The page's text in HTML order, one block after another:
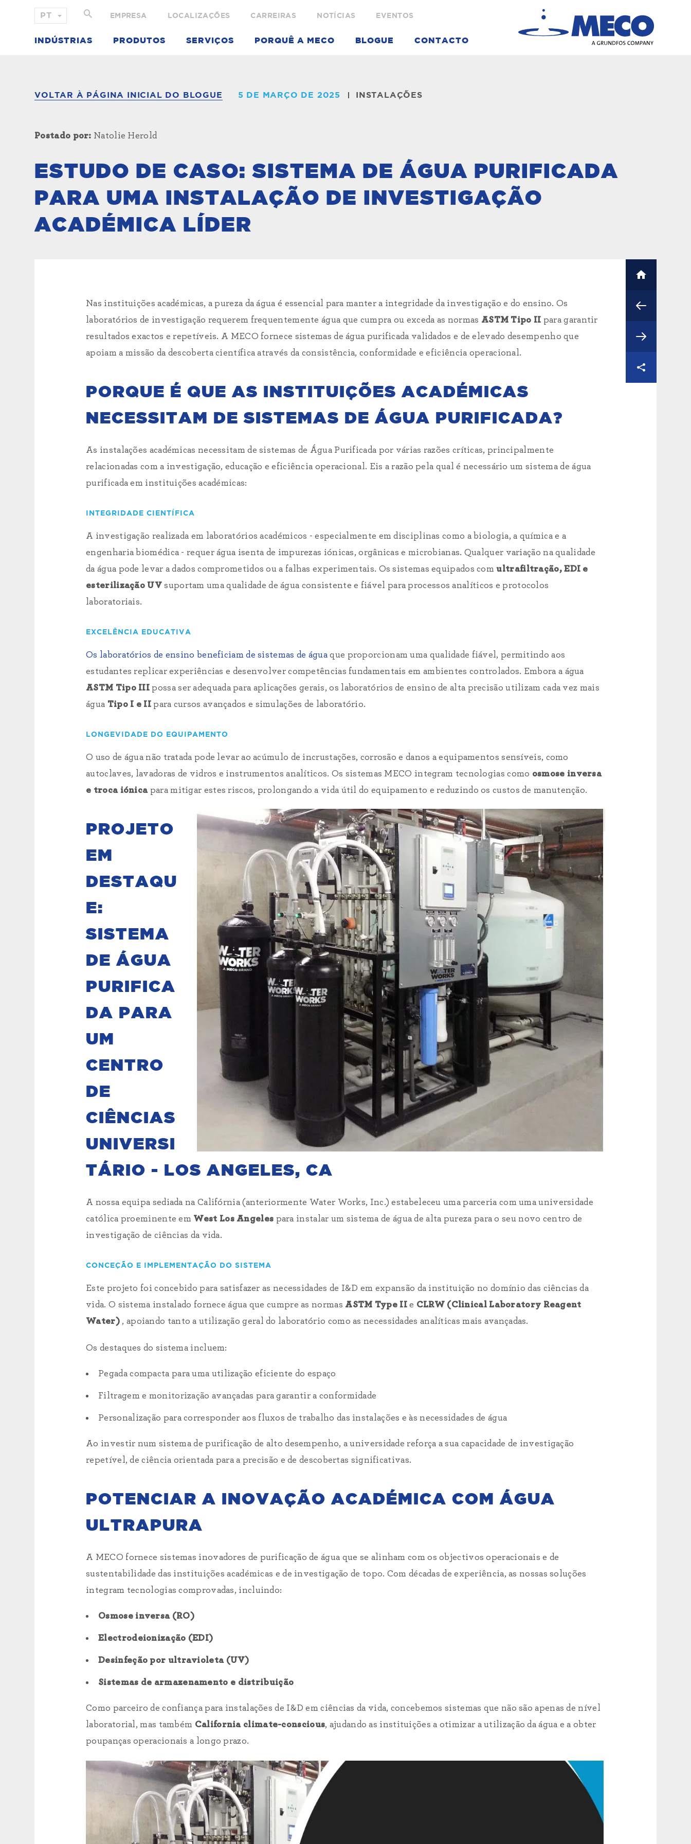
EMPRESA LOCALIZAÇÕES CARREIRAS NOTÍCIAS EVENTOS
INDÚSTRIAS PRODUTOS SERVIÇOS PORQUÊ A MECO BLOGUE CONTACTO
VOLTAR À PÁGINA INICIAL DO BLOGUE 5 DE MARÇO DE 2025 INSTALAÇÕES
Postado por: Natolie Herold
ESTUDO DE CASO: SISTEMA DE ÁGUA PURIFICADA
PARA UMA INSTALAÇÃO DE INVESTIGAÇÃO
ACADÉMICA LÍDER
Nas instituições académicas, a pureza da água é essencial para manter a integridade da investigação e do ensino. Os
laboratórios de investigação requerem frequentemente água que cumpra ou exceda as normas ASTM Tipo II para garantir
resultados exactos e repetíveis. A MECO fornece sistemas de água purificada validados e de elevado desempenho que
apoiam a missão da descoberta científica através da consistência, conformidade e eficiência operacional.
PORQUE É QUE AS INSTITUIÇÕES ACADÉMICAS
NECESSITAM DE SISTEMAS DE ÁGUA PURIFICADA?
As instalações académicas necessitam de sistemas de Água Purificada por várias razões críticas, principalmente
relacionadas com a investigação, educação e eficiência operacional. Eis a razão pela qual é necessário um sistema de água
purificada em instituições académicas:
INTEGRIDADE CIENTÍFICA
A investigação realizada em laboratórios académicos - especialmente em disciplinas como a biologia, a química e a
engenharia biomédica - requer água isenta de impurezas iónicas, orgânicas e microbianas. Qualquer variação na qualidade
da água pode levar a dados comprometidos ou a falhas experimentais. Os sistemas equipados com ultrafiltração, EDI e
esterilização UV suportam uma qualidade de água consistente e fiável para processos analíticos e protocolos
laboratoriais.
EXCELÊNCIA EDUCATIVA
Os laboratórios de ensino beneficiam de sistemas de água que proporcionam uma qualidade fiável, permitindo aos
estudantes replicar experiências e desenvolver competências fundamentais em ambientes controlados. Embora a água
ASTM Tipo III possa ser adequada para aplicações gerais, os laboratórios de ensino de alta precisão utilizam cada vez mais
água Tipo I e II para cursos avançados e simulações de laboratório.
LONGEVIDADE DO EQUIPAMENTO
O uso de água não tratada pode levar ao acúmulo de incrustações, corrosão e danos a equipamentos sensíveis, como
autoclaves, lavadoras de vidros e instrumentos analíticos. Os sistemas MECO integram tecnologias como osmose inversa
e troca iónica para mitigar estes riscos, prolongando a vida útil do equipamento e reduzindo os custos de manutenção.
PROJETO
EM
DESTAQU
E:
SISTEMA
DE ÁGUA
PURIFICA
DA PARA
UM
CENTRO
DE
CIÊNCIAS
UNIVERSI
TÁRIO - LOS ANGELES, CA
A nossa equipa sediada na Califórnia (anteriormente Water Works, Inc.) estabeleceu uma parceria com uma universidade
católica proeminente em West Los Angeles para instalar um sistema de água de alta pureza para o seu novo centro de
investigação de ciências da vida.
CONCEÇÃO E IMPLEMENTAÇÃO DO SISTEMA
Este projeto foi concebido para satisfazer as necessidades de I&D em expansão da instituição no domínio das ciências da
vida. O sistema instalado fornece água que cumpre as normas ASTM Type II e CLRW (Clinical Laboratory Reagent
Water) , apoiando tanto a utilização geral do laboratório como as necessidades analíticas mais avançadas.
Os destaques do sistema incluem:
Pegada compacta para uma utilização eficiente do espaço
Filtragem e monitorização avançadas para garantir a conformidade
Personalização para corresponder aos fluxos de trabalho das instalações e às necessidades de água
Ao investir num sistema de purificação de alto desempenho, a universidade reforça a sua capacidade de investigação
repetível, de ciência orientada para a precisão e de descobertas significativas.
POTENCIAR A INOVAÇÃO ACADÉMICA COM ÁGUA
ULTRAPURA
A MECO fornece sistemas inovadores de purificação de água que se alinham com os objectivos operacionais e de
sustentabilidade das instituições académicas e de investigação de topo. Com décadas de experiência, as nossas soluções
integram tecnologias comprovadas, incluindo:
Osmose inversa (RO)
Electrodeionização (EDI)
Desinfeção por ultravioleta (UV)
Sistemas de armazenamento e distribuição
Como parceiro de confiança para instalações de I&D em ciências da vida, concebemos sistemas que não são apenas de nível
laboratorial, mas também California climate-conscious, ajudando as instituições a otimizar a utilização da água e a obter
poupanças operacionais a longo prazo.